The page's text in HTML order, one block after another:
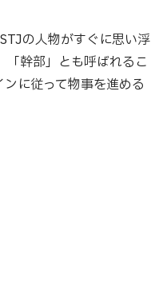
の人物がすぐに思い浮
幹部」とも呼ばれるこ
に従って物事を進める